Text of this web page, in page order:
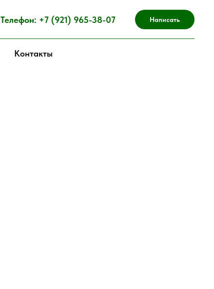
Телефон: +7 (921) 965-38-07 Написать
Контакты